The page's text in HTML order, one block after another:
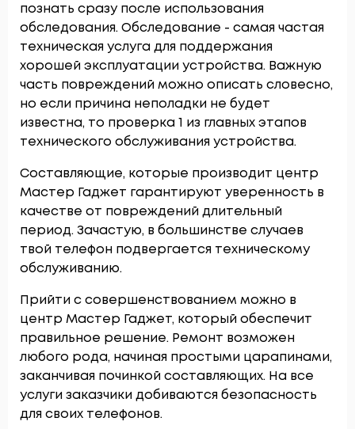
познать сразу после использования
обследования. Обследование - самая частая
техническая услуга для поддержания
хорошей эксплуатации устройства. Важную
часть повреждений можно описать словесно,
но если причина неполадки не будет
известна, то проверка 1 из главных этапов
технического обслуживания устройства.
Составляющие, которые производит центр
Мастер Гаджет гарантируют уверенность в
качестве от повреждений длительный
период. Зачастую, в большинстве случаев
твой телефон подвергается техническому
обслуживанию.
Прийти с совершенствованием можно в
центр Мастер Гаджет, который обеспечит
правильное решение. Ремонт возможен
любого рода, начиная простыми царапинами,
заканчивая починкой составляющих. На все
услуги заказчики добиваются безопасность
для своих телефонов.